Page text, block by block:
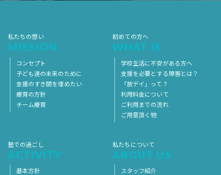
私たちの想い
MISSION
コンセプト
子ども達の未来のために
支援のすき間を埋めたい
療育の方針
チーム療育
初めての方へ
WHAT IS
学校生活に不安がある方へ
支援を必要とする障害とは？
「放デイ」って？
利用料金について
ご利用までの流れ
ご用意頂く物
塾での過ごし
ACTIVITY
基本方針
私たちについて
ABOUT US
スタッフ紹介